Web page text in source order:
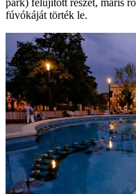
fúvókáját törték le.